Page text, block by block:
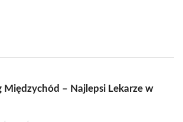
Międzychód – Najlepsi Lekarze w